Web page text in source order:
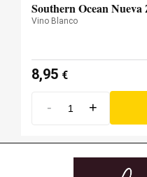
Southern Ocean Nueva
Vino Blanco
8,95 €
- +